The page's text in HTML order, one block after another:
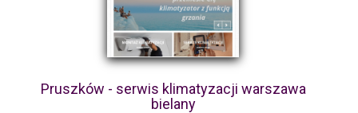
Pruszków - serwis klimatyzacji warszawa
bielany